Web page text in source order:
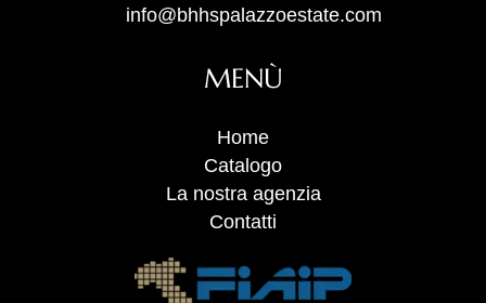
info@bhhspalazzoestate.com
MENÙ
Home
Catalogo
La nostra agenzia
Contatti